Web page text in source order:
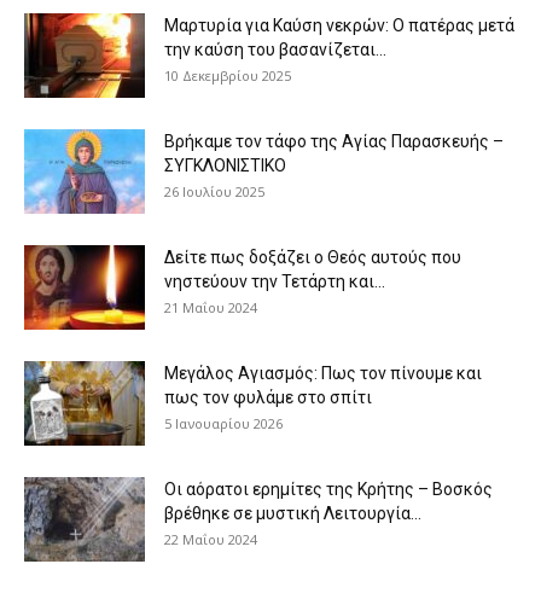
Μαρτυρία για Καύση νεκρών: Ο πατέρας μετά
την καύση του βασανίζεται...
10 Δεκεμβρίου 2025
Βρήκαμε τον τάφο της Αγίας Παρασκευής –
ΣΥΓΚΛΟΝΙΣΤΙΚΟ
26 Ιουλίου 2025
Δείτε πως δοξάζει ο Θεός αυτούς που
νηστεύουν την Τετάρτη και...
21 Μαΐου 2024
Μεγάλος Αγιασμός: Πως τον πίνουμε και
πως τον φυλάμε στο σπίτι
5 Ιανουαρίου 2026
Οι αόρατοι ερημίτες της Κρήτης – Βοσκός
βρέθηκε σε μυστική Λειτουργία...
22 Μαΐου 2024